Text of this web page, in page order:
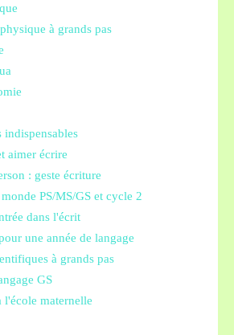
à grands pas
indispensables
aimer écrire
: geste écriture
PS/MS/GS et cycle 2
dans l'écrit
une année de langage
à grands pas
GS
l'école maternelle